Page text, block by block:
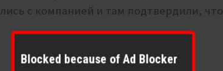
с компанией и там подтвердили, что
Blocked because of Ad Blocker